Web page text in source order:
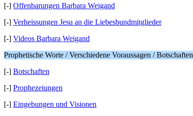
[-] Offenbarungen Barbara Weigand
[-] Verheissungen Jesu an die Liebesbundmitglieder
[-] Videos Barbara Weigand
Prophetische Worte / Verschiedene Voraussagen / Botschaften
[-] Botschaften
[-] Prophezeiungen
[-] Eingebungen und Visionen